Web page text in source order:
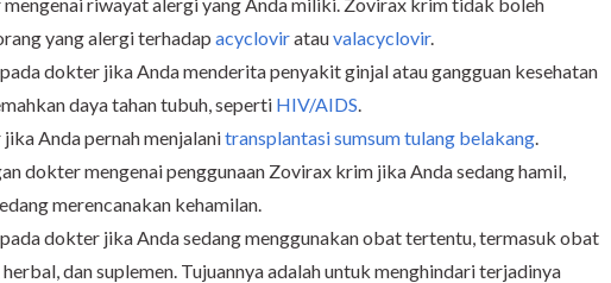
yang alergi terhadap acycloviratauvalacyclovir.
dokter jika Anda menderita penyakit ginjal atau gangguan kesehatan
daya tahan tubuh, seperti HIV/AIDS.
Anda pernah menjalanitransplantasi sumsum tulang belakang.
dokter mengenai penggunaan Zovirax krim jika Anda sedang hamil,
merencanakan kehamilan.
dokter jika Anda sedang menggunakan obat tertentu, termasuk obat
dan suplemen. Tujuannya adalah untuk menghindari terjadinya